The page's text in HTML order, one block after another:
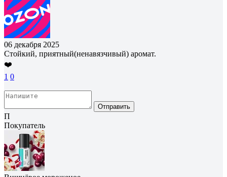
06 декабря 2025
Стойкий, приятный(ненавязчивый) аромат.
❤️
1 0
Отправить
П
Покупатель